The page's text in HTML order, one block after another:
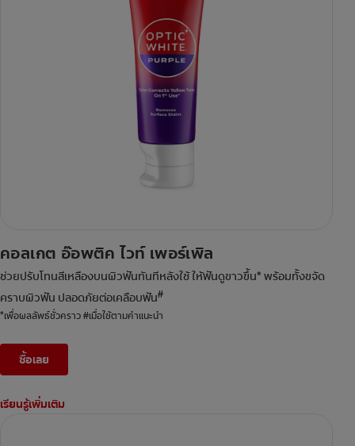
คอลเกต อ๊อพติค ไวท์ เพอร์เพิล
ช่วยปรับโทนสีเหลืองบนผิวฟันทันทีหลังใช้ ให้ฟันดูขาวขึ้น* พร้อมทั้งขจัด
คราบผิวฟัน ปลอดภัยต่อเคลือบฟัน#
*เพื่อผลลัพธ์ชั่วคราว #เมื่อใช้ตามคำแนะนำ
ซื้อเลย
เรียนรู้เพิ่มเติม